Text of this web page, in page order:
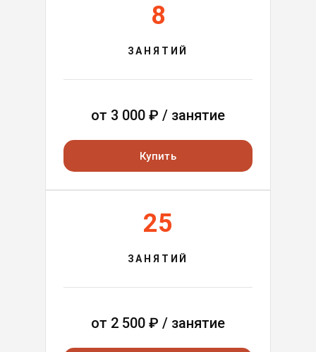
8
ЗАНЯТИЙ
от 3 000 ₽ / занятие
Купить
25
ЗАНЯТИЙ
от 2 500 ₽ / занятие